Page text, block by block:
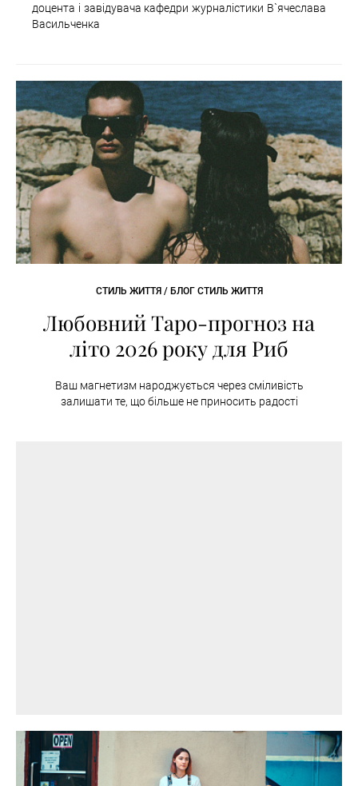
доцента і завідувача кафедри журналістики В`ячеслава
Васильченка
СТИЛЬ ЖИТТЯ / БЛОГ СТИЛЬ ЖИТТЯ
Любовний Таро-прогноз на
літо 2026 року для Риб
Ваш магнетизм народжується через сміливість
залишати те, що більше не приносить радості